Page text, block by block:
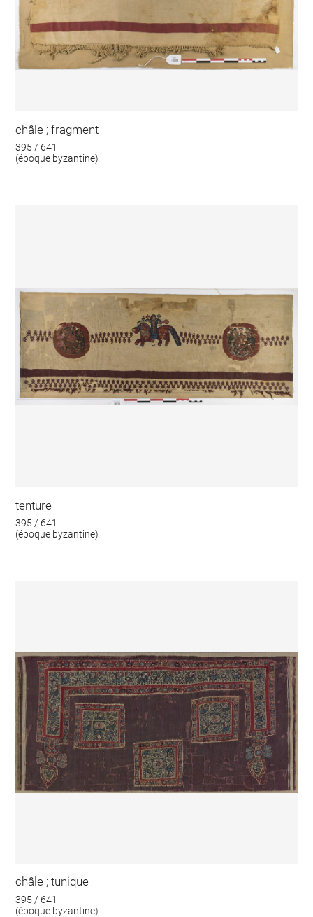
châle ; fragment
395 / 641
(époque byzantine)
tenture
395 / 641
(époque byzantine)
châle ; tunique
395 / 641
(époque byzantine)